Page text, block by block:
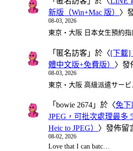
新版（Win+Mac 版） 〉
08-03, 2026
東京・大阪 日本女生預約
「 匿名訪客 」於〈[下載]
體中文版+免費版） 〉發
08-03, 2026
東京・大阪 高級派遣サー
「 bowie 2674 」於〈免下
JPEG，可批次處理最多
Heic to JPEG） 〉發佈留
08-02, 2026
Love that I can batc…